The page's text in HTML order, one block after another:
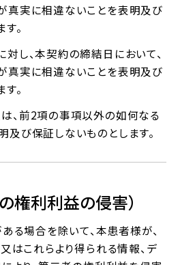
真実に相違ないことを表明及び
。
対し、本契約の締結日において、
真実に相違ないことを表明及び
。
、前2項の事項以外の如何なる
及び保証しないものとします。
権利利益の侵害）
る場合を除いて、本患者様が、
はこれらより得られる情報、デ